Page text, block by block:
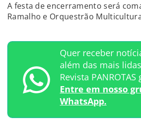
A festa de encerramento será
Ramalho e Orquestrão
Quer receber
além das mais
Revista
Entre em nosso
WhatsApp.